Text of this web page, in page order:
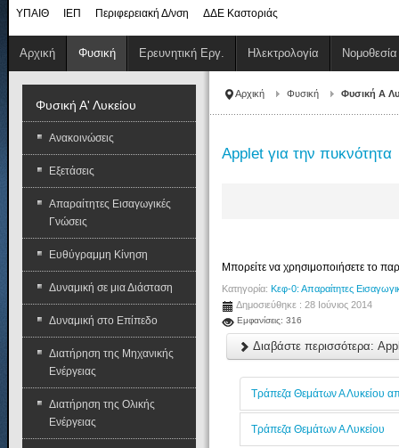
ΥΠΑΙΘ ΙΕΠ Περιφερειακή Δ/νση ΔΔΕ Καστοριάς
Αρχική Φυσική Ερευνητική Εργ. Ηλεκτρολογία Νομοθεσία
Αρχική Φυσική Φυσική Α
Applet για την πυκνότητα
Μπορείτε να χρησιμοποιήσετε το
Κατηγορία:Κεφ-0: Απαραίτητες
Δημοσιεύθηκε : 28 Ιούνιος 2014
Εμφανίσεις: 316
Διαβάστε περισσότερα:
Τράπεζα Θεμάτων Α Λυκείου
Τράπεζα Θεμάτων Α Λυκείου
Φυσική Α' Λυκείου
Ανακοινώσεις
Εξετάσεις
Απαραίτητες Εισαγωγικές
Γνώσεις
Ευθύγραμμη Κίνηση
Δυναμική σε μια Διάσταση
Δυναμική στο Επίπεδο
Διατήρηση της Μηχανικής
Ενέργειας
Διατήρηση της Ολικής
Ενέργειας